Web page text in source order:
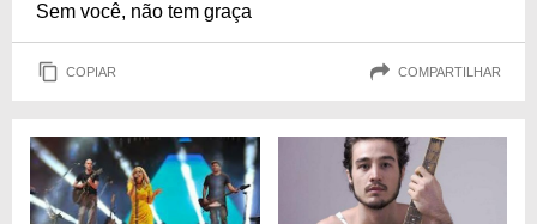
Sem você, não tem graça
COPIAR COMPARTILHAR